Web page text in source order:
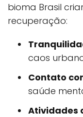
bioma Brasil
recuperação:
caos
Contato
saúde
Atividades